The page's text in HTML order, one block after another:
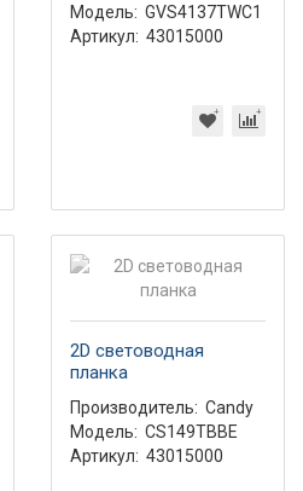
Модель: GVS4137TWC1
Артикул: 43015000
2D световодная
планка
Производитель: Candy
Модель: CS149TBBE
Артикул: 43015000